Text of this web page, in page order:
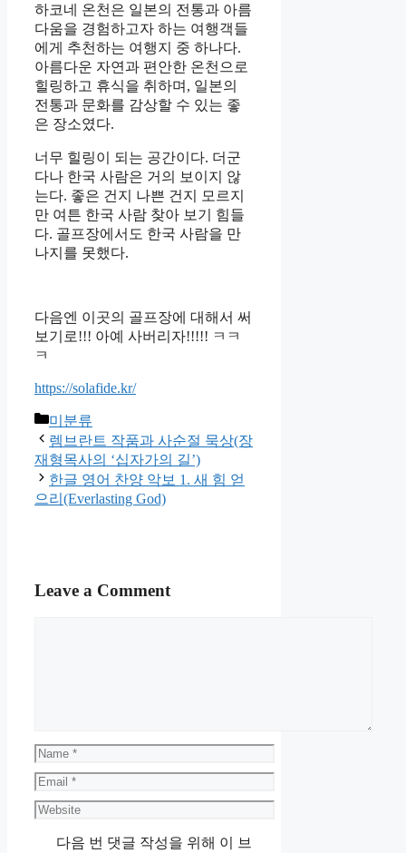
하코네 온천은 일본의 전통과 아름
다움을 경험하고자 하는 여행객들
에게 추천하는 여행지 중 하나다.
아름다운 자연과 편안한 온천으로
힐링하고 휴식을 취하며, 일본의
전통과 문화를 감상할 수 있는 좋
은 장소였다.
너무 힐링이 되는 공간이다. 더군
다나 한국 사람은 거의 보이지 않
는다. 좋은 건지 나쁜 건지 모르지
만 여튼 한국 사람 찾아 보기 힘들
다. 골프장에서도 한국 사람을 만
나지를 못했다.
다음엔 이곳의 골프장에 대해서 써
보기로!!! 아예 사버리자!!!!! ㅋㅋ
ㅋ
https://solafide.kr/
Categories
미분류
렘브란트 작품과 사순절 묵상(장
재형목사의 ‘십자가의 길’)
한글 영어 찬양 악보 1. 새 힘 얻
으리(Everlasting God)
Leave a Comment
Name
Email
Website
다음 번 댓글 작성을 위해 이 브